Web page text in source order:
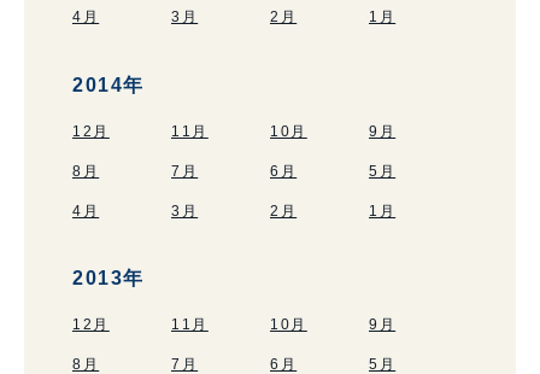
4月 3月 2月 1月
2014年
12月 11月 10月 9月
8月 7月 6月 5月
4月 3月 2月 1月
2013年
12月 11月 10月 9月
8月 7月 6月 5月